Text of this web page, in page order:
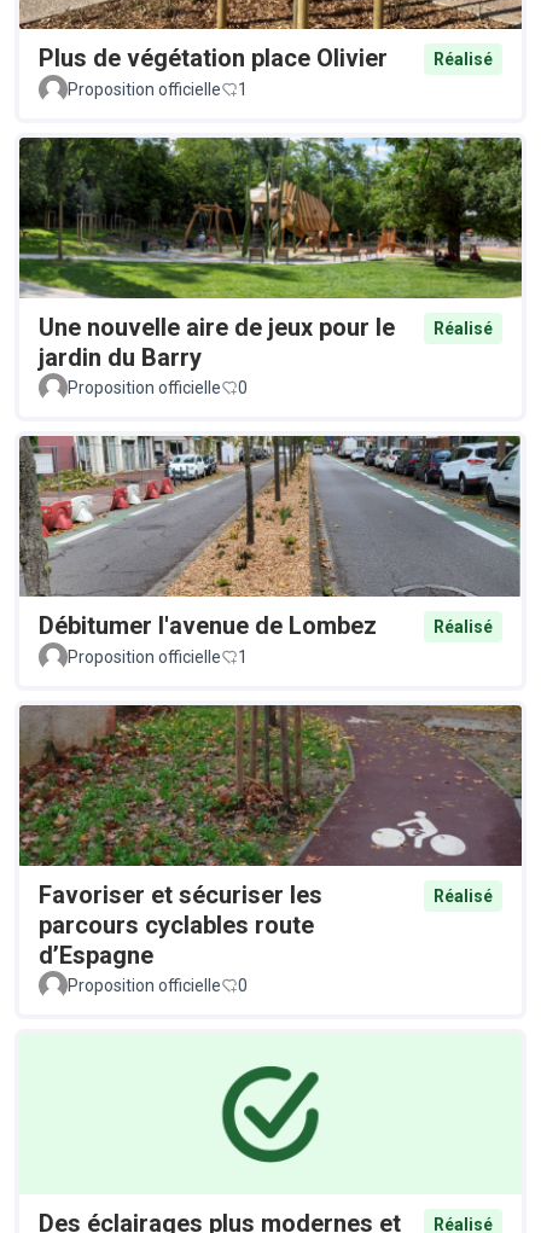
Plus de végétation place Olivier
Réalisé
Proposition officielle
1
Une nouvelle aire de jeux pour le
jardin du Barry
Réalisé
Proposition officielle 0
Débitumer l'avenue de Lombez
Réalisé
Proposition officielle
1
Favoriser et sécuriser les
parcours cyclables route
d’Espagne
Réalisé
Proposition officielle 0
Des éclairages plus modernes et Réalisé